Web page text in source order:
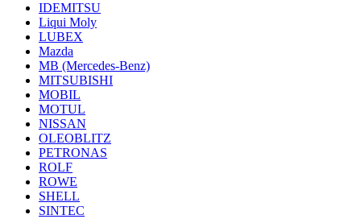
IDEMITSU
Liqui Moly
LUBEX
Mazda
MB (Mercedes-Вenz)
MITSUBISHI
MOBIL
MOTUL
NISSAN
OLEOBLITZ
PETRONAS
ROLF
ROWE
SHELL
SINTEC